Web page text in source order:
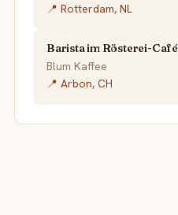
📍 Rotterdam, NL
Barista im Rösterei-Café
Blum Kaffee
📍 Arbon, CH